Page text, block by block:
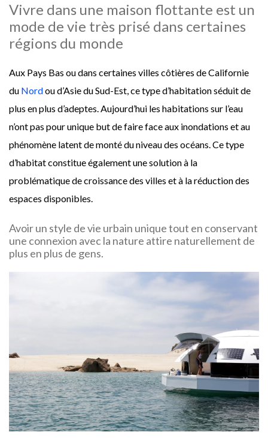
Vivre dans une maison flottante est un
mode de vie très prisé dans certaines
régions du monde
Aux Pays Bas ou dans certaines villes côtières de Californie
du Nordou d’Asie du Sud-Est, ce type d’habitation séduit de
plus en plus d’adeptes. Aujourd’hui les habitations sur l’eau
n’ont pas pour unique but de faire face aux inondations et au
phénomène latent de monté du niveau des océans. Ce type
d’habitat constitue également une solution à la
problématique de croissance des villes et à la réduction des
espaces disponibles.
Avoir un style de vie urbain unique tout en conservant
une connexion avec la nature attire naturellement de
plus en plus de gens.